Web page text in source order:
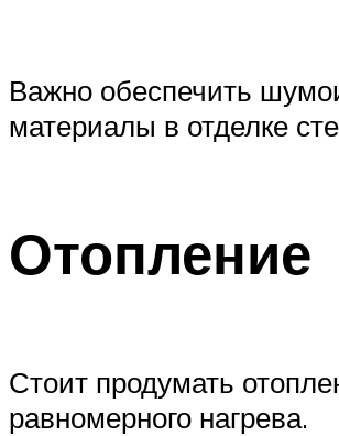
Важно обеспечить
материалы в отделке
Отопление
Стоит продумать
равномерного нагрева.